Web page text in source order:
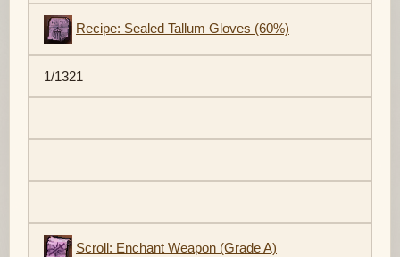
Recipe: Sealed Tallum Gloves (60%)
1/1321
Scroll: Enchant Weapon (Grade A)